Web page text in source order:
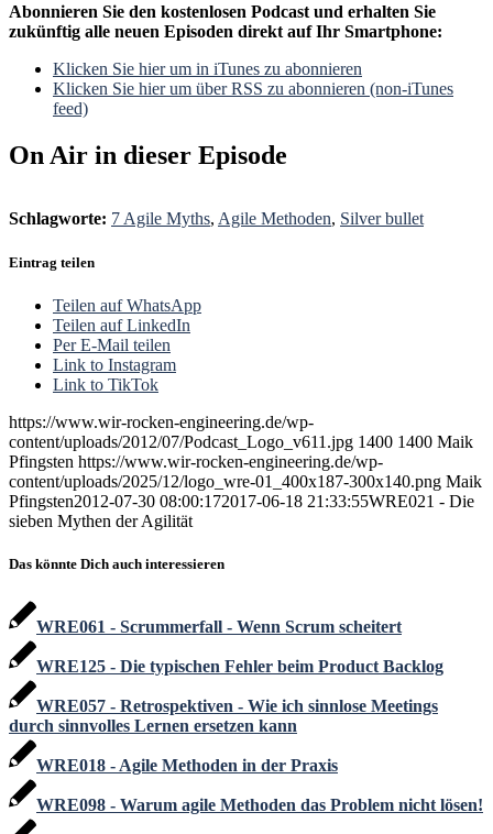
Abonnieren Sie den kostenlosen Podcast und erhalten Sie
zukünftig alle neuen Episoden direkt auf Ihr Smartphone:
Klicken Sie hier um in iTunes zu abonnieren
Klicken Sie hier um über RSS zu abonnieren (non-iTunes
feed)
On Air in dieser Episode
Schlagworte: 7 Agile Myths, Agile Methoden, Silver bullet
Eintrag teilen
Teilen auf WhatsApp
Teilen auf LinkedIn
Per E-Mail teilen
Link to Instagram
Link to TikTok
https://www.wir-rocken-engineering.de/wp-
content/uploads/2012/07/Podcast_Logo_v611.jpg 1400 1400 Maik
Pfingsten https://www.wir-rocken-engineering.de/wp-
content/uploads/2025/12/logo_wre-01_400x187-300x140.png Maik
Pfingsten2012-07-30 08:00:172017-06-18 21:33:55WRE021 - Die
sieben Mythen der Agilität
Das könnte Dich auch interessieren
WRE061 - Scrummerfall - Wenn Scrum scheitert
WRE125 - Die typischen Fehler beim Product Backlog
WRE057 - Retrospektiven - Wie ich sinnlose Meetings
durch sinnvolles Lernen ersetzen kann
WRE018 - Agile Methoden in der Praxis
WRE098 - Warum agile Methoden das Problem nicht lösen!